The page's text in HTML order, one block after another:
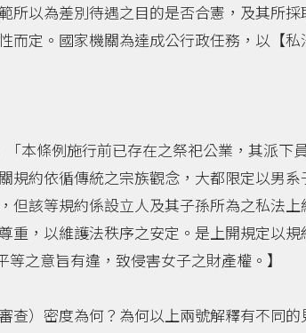
所以為差別待遇之目的是否合憲，及其所
而定。國家機關為達成公行政任務，以【私
本條例施行前已存在之祭祀公業，其派下
規約依循傳統之宗族觀念，大都限定以男
但該等規約係設立人及其子孫所為之私法
重，以維護法秩序之安定。是上開規定以
之意旨有違，致侵害女子之財產權。】
查）密度為何？為何以上兩號解釋有不同的